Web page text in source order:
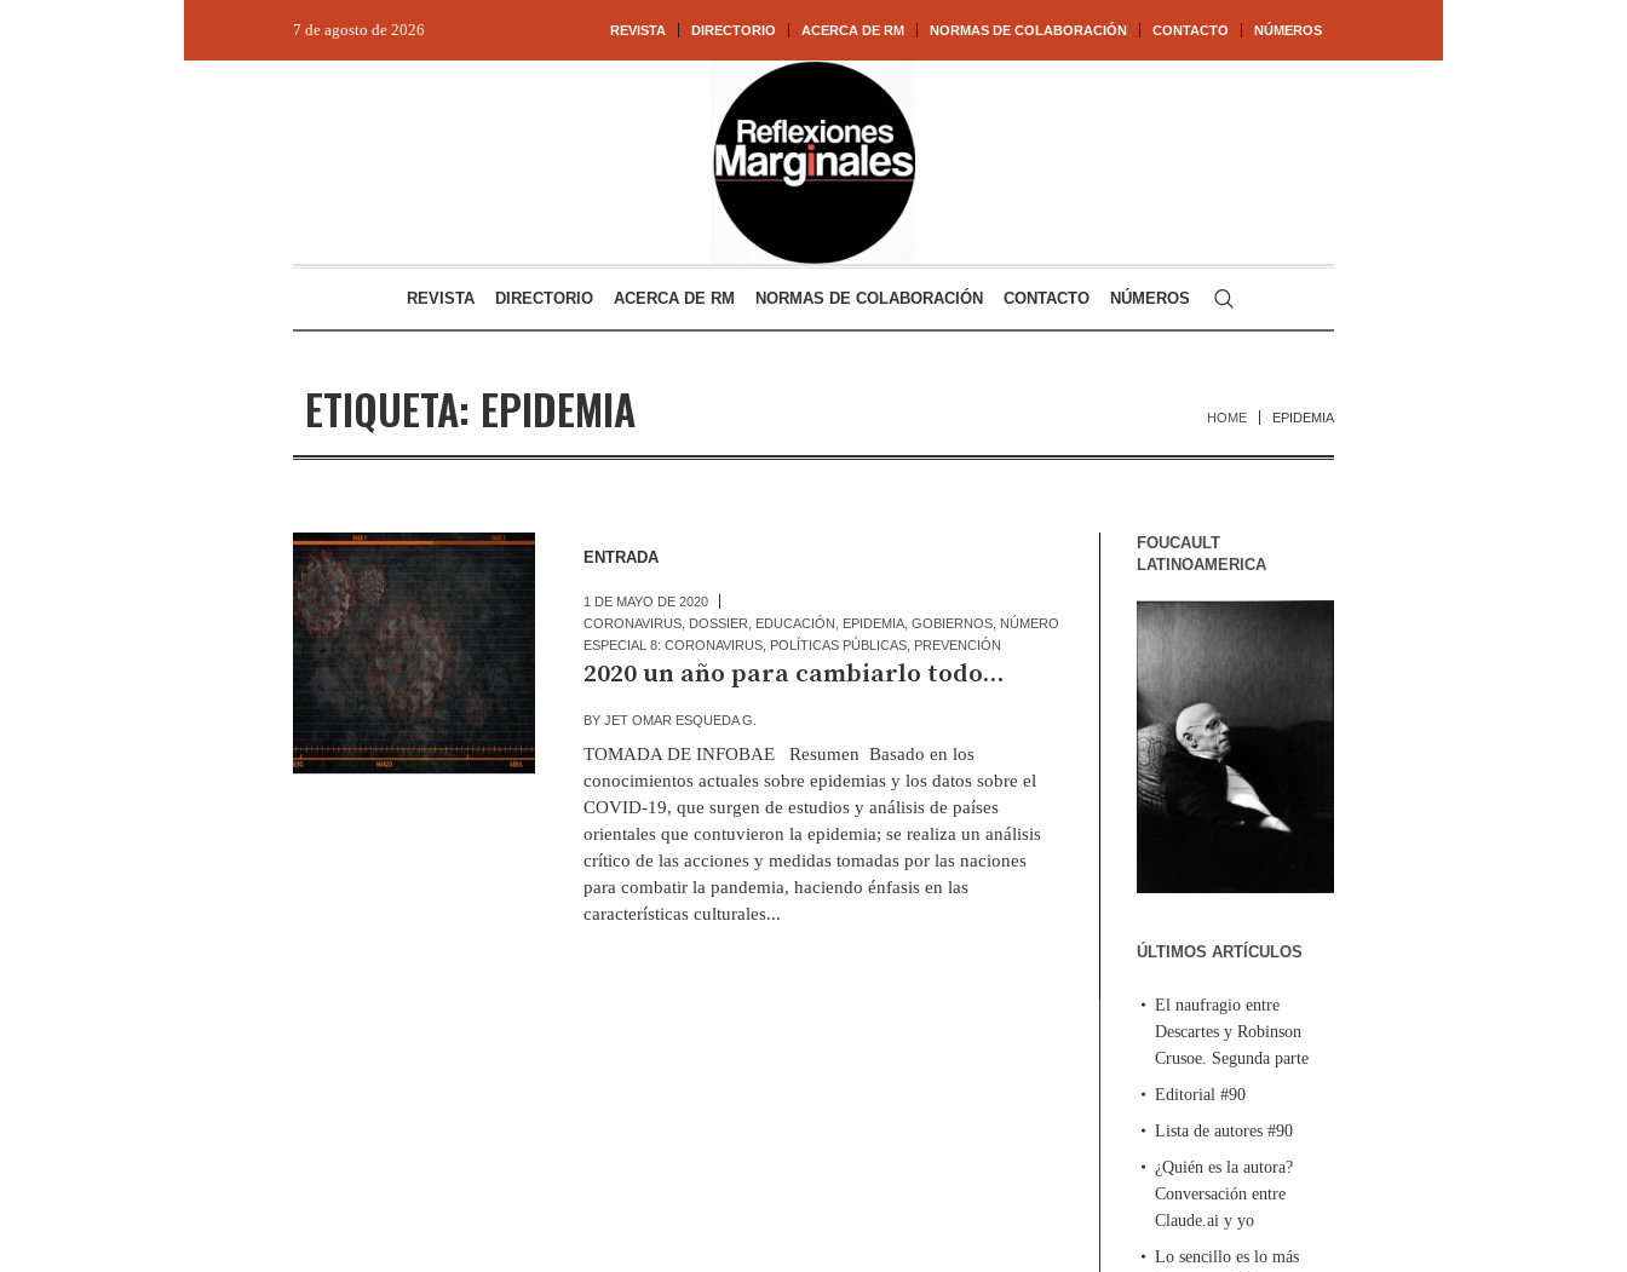
REVISTA DIRECTORIO ACERCA DE RM NORMAS DE COLABORACIÓN CONTACTO NÚMEROS
7 de agosto de 2026
REVISTA DIRECTORIO ACERCA DE RM NORMAS DE COLABORACIÓN CONTACTO NÚMEROS
ETIQUETA: EPIDEMIA HOME EPIDEMIA
ENTRADA
1 DE MAYO DE 2020
CORONAVIRUS, DOSSIER EDUCACIÓN EPIDEMIA, GOBIERNOS, NÚMERO
ESPECIAL 8: CORONAVIRUS, POLÍTICAS PÚBLICAS, PREVENCIÓN
2020 un año para cambiarlo todo…
BY JET OMAR ESQUEDA G.
TOMADA DE INFOBAE Resumen Basado en los
conocimientos actuales sobre epidemias y los datos sobre el
COVID-19, que surgen de estudios y análisis de países
orientales que contuvieron la epidemia; se realiza un análisis
crítico de las acciones y medidas tomadas por las naciones
para combatir la pandemia, haciendo énfasis en las
características culturales...
FOUCAULT
LATINOAMERICA
ÚLTIMOS ARTÍCULOS
El naufragio entre
Descartes y Robinson
Crusoe. Segunda parte
Editorial #90
Lista de autores #90
¿Quién es la autora?
Conversación entre
Claude.ai y yo
Lo sencillo es lo más